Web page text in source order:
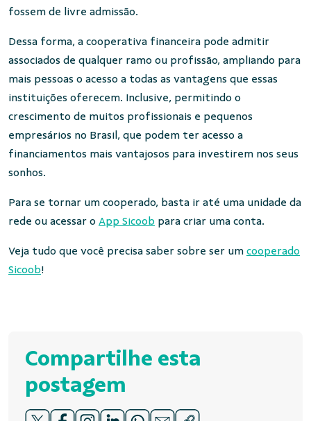
fossem de livre admissão.
Dessa forma, a cooperativa financeira pode admitir
associados de qualquer ramo ou profissão, ampliando para
mais pessoas o acesso a todas as vantagens que essas
instituições oferecem. Inclusive, permitindo o
crescimento de muitos profissionais e pequenos
empresários no Brasil, que podem ter acesso a
financiamentos mais vantajosos para investirem nos seus
sonhos.
Para se tornar um cooperado, basta ir até uma unidade da
rede ou acessar o App Sicoob para criar uma conta.
Veja tudo que você precisa saber sobre ser um cooperado
Sicoob!
Compartilhe esta
postagem